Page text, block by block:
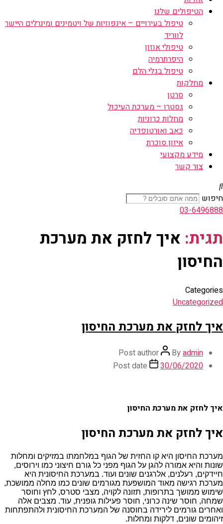
הטיפולים שלנו
טיפול בעירויים – אינפוזיות של ויטמינים ומינרלים היישר
לווריד
טיפולי אוזון
היפרתרמיה
טיפול בגלי הלם
מחלקות
סרטן
גסטרו – מערכת העיכול
מחלות כרוניות
כאב ואורטופדיה
איזון סוכרת
מידע מקצועי
צור קשר
חיפוש
03-6496888
תגית: איך לחזק את מערכת
החיסון
Categories
Uncategorized
איך לחזק את מערכת החיסון
Post author Byadmin
Post date
30/06/2020
איך לחזק את מערכת החיסון
איך לחזק את מערכת החיסון
מערכת החיסון היא קו החזית של הגוף במלחמתו במזיקים ומחלות
שונות והיא אמורה להגן על הגוף מפני כל גורם חיצוני כמו וירוסים,
חיידקים, רעלנים, אלרגנים שונים ועוד. במערכת החיסונית היא
מערכת רגישה מאוד המושפעת מגורמים שונים כמו מחלה ממושכת,
שימוש ממושך בתרופות, תזונה לקויה, מצבי סטרס, לחץ וחוסר
שמחה, חוסר שינה כרוני, חוסר פעילות גופנית, עוד. מצבים אלה
ואחרים גורמים לירידה בחוסנה של המערכת החיסונית ולהתפתחות
זיהומים שונים, דלקות ומחלות.